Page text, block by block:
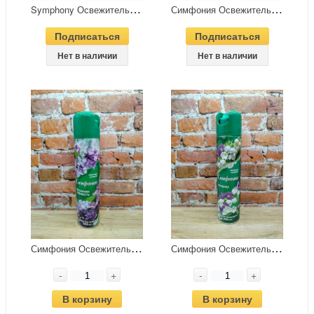
S
ymphony Освежитель воздуха сухого распыления Хрустальная свежесть 300 мл
Подписаться
Нет в наличии
С
имфония Освежитель воздуха Антитабак 300 мл
Подписаться
Нет в наличии
С
имфония Освежитель воздуха Весення свежесть 300 мл
-
+
В корзину
С
имфония Освежитель воздуха Ландыш 300 мл
-
+
В корзину